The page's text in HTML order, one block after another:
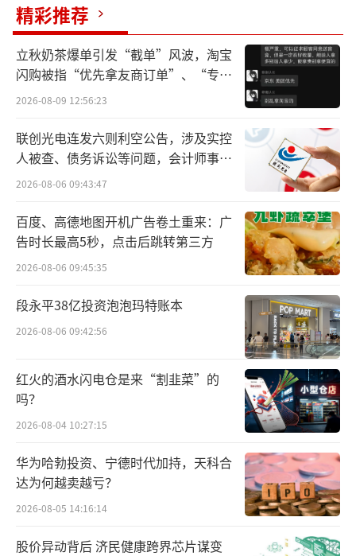
值得注意的是，2022年北京冬奥会期间，
金龙鱼升级供奥标准为“6专”：“专用原料、
专人负责、专线生产、专库存放、专车运输、
专人押运”，以及全流程闭环管控、全链条可
为兑现“冠军同款品质”承诺，金龙鱼构
建了行业领先的品控体系。引入AIB国际食品安
全统一标准，90家工厂通过认证，2025年累计
完成自检样品528万份、检测3077万次，各类
抽检合格率为100%。品控团队直接参与“6
安全能力沉淀为常规生产体系的一部分。
这一能力的外溢效应，体现为金龙鱼将供
奥产品的安全标准和营养方案进行民用化转
化。
金龙鱼相关负责人表示，供给运动员的产
品与市售产品执行同一标准，不存在差别化对
待。换言之，奥运赞助的固定投入在品控体系
中实现了边际成本的摊薄，从品牌支出转化为
质量管理体系的基建投入。
精彩推荐
立秋奶茶爆单引发“截单”风波，淘宝
闪购被指“优先拿友商订单”、“专挑
贵的拿”
2026-08-09 12:56:23
联创光电连发六则利空公告，涉及实控
人被查、债务诉讼等问题，会计师事务
所曾出具“保留意见”
2026-08-06 09:43:47
百度、高德地图开机广告卷土重来：广
告时长最高5秒，点击后跳转第三方
2026-08-06 09:45:35
段永平38亿投资泡泡玛特账本
2026-08-06 09:42:56
红火的酒水闪电仓是来“割韭菜”的
吗？
2026-08-04 10:27:15
华为哈勃投资、宁德时代加持，天科合
达为何越卖越亏？
2026-08-05 14:16:14
股价异动背后 济民健康跨界芯片谋变